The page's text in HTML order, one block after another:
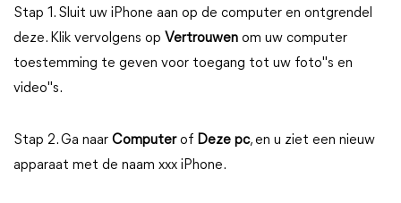
Stap 1. Sluit uw iPhone aan op de computer en ontgrendel
deze. Klik vervolgens op Vertrouwen om uw computer
toestemming te geven voor toegang tot uw foto"s en
video"s.
Stap 2. Ga naar Computerof Deze pc, en u ziet een nieuw
apparaat met de naam xxx iPhone.